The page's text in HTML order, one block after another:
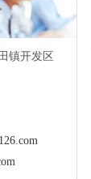
镇开发区